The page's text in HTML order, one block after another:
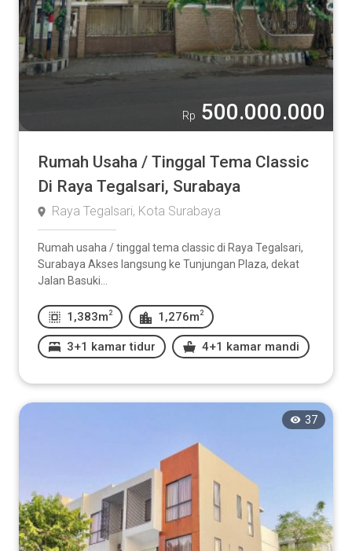
Rp 500.000.000
Rumah Usaha / Tinggal Tema Classic
Di Raya Tegalsari, Surabaya
Raya Tegalsari, Kota Surabaya
Rumah usaha / tinggal tema classic di Raya Tegalsari,
Surabaya Akses langsung ke Tunjungan Plaza, dekat
Jalan Basuki...
1,383m 2 1,276m 2
3+1 kamar tidur 4+1 kamar mandi
37